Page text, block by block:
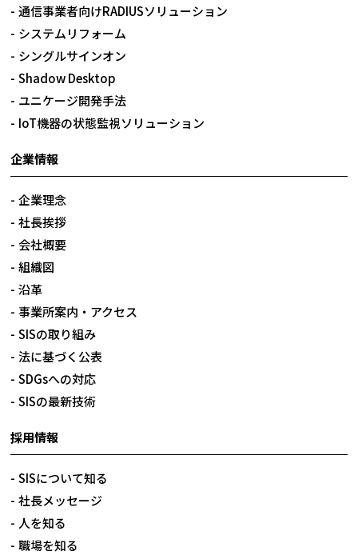
通信事業者向けRADIUSソリューション
システムリフォーム
シングルサインオン
Shadow Desktop
ユニケージ開発手法
IoT機器の状態監視ソリューション
企業情報
企業理念
社長挨拶
会社概要
組織図
沿革
事業所案内・アクセス
SISの取り組み
法に基づく公表
SDGsへの対応
SISの最新技術
採用情報
SISについて知る
社長メッセージ
人を知る
職場を知る